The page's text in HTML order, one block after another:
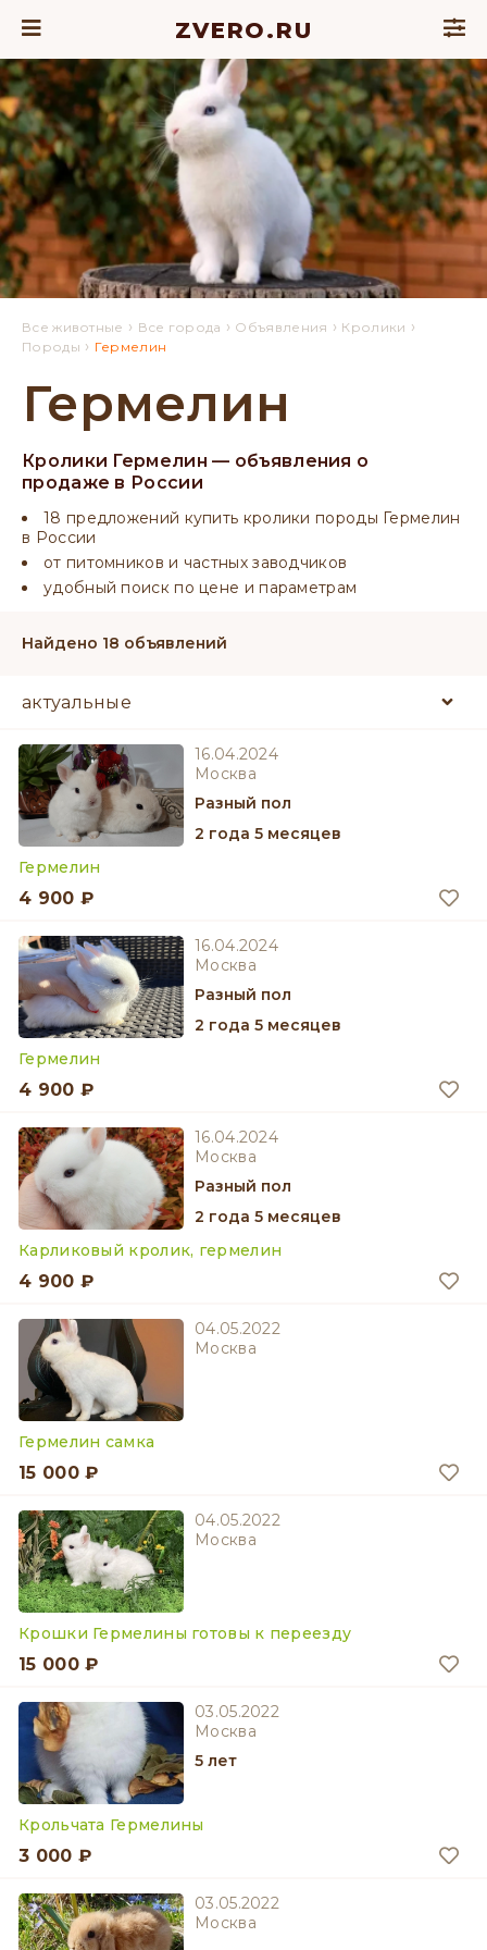
ZVERO.RU
Все животные › Все города › Объявления › Кролики ›
Породы › Гермелин
Гермелин
Кролики Гермелин — объявления о
продаже в России
18 предложений купить кролики породы Гермелин
в России
от питомников и частных заводчиков
удобный поиск по цене и параметрам
Найдено 18 объявлений
16.04.2024
Москва
разный пол
2 года 5 месяцев
Гермелин
4 900 ₽
16.04.2024
Москва
разный пол
2 года 5 месяцев
Гермелин
4 900 ₽
16.04.2024
Москва
разный пол
2 года 5 месяцев
Карликовый кролик, гермелин
4 900 ₽
04.05.2022
Москва
Гермелин самка
15 000 ₽
04.05.2022
Москва
Крошки Гермелины готовы к переезду
15 000 ₽
03.05.2022
Москва
5 лет
Крольчата Гермелины
3 000 ₽
03.05.2022
Москва